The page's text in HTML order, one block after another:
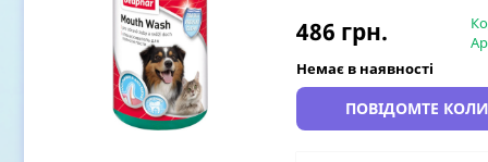
486 грн.
Немає в наявності
ПОВІДОМТЕ КОЛИ